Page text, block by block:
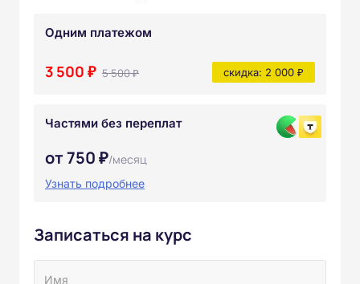
Одним платежом
3 500 ₽ 5 500 ₽ скидка: 2 000 ₽
Частями без переплат
от 750 ₽/месяц
Узнать подробнее
Записаться на курс